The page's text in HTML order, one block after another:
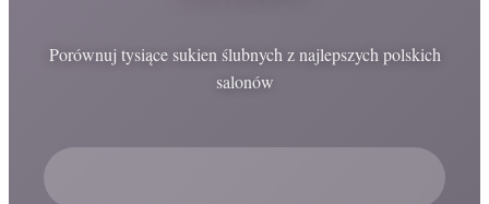
Porównuj tysiące sukien ślubnych z najlepszych polskich
salonów